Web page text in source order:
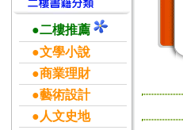
●二樓推薦
●文學小說
●商業理財
●藝術設計
●人文史地